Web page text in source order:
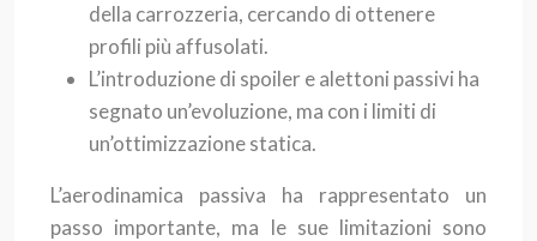
della carrozzeria, cercando di ottenere
profili più affusolati.
L’introduzione di spoiler e alettoni passivi ha
segnato un’evoluzione, ma con i limiti di
un’ottimizzazione statica.
L’aerodinamica passiva ha rappresentato un
passo importante, ma le sue limitazioni sono